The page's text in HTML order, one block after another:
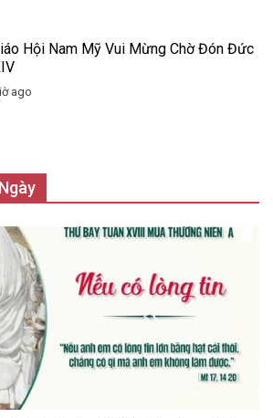
Hội Nam Mỹ Vui Mừng Chờ Đón Đức
ago